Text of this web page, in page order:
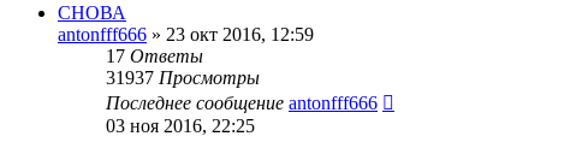
СНОВА
antonfff666 » 23 окт 2016, 12:59
17 Ответы
31937 Просмотры
Последнее сообщение antonfff666
03 ноя 2016, 22:25